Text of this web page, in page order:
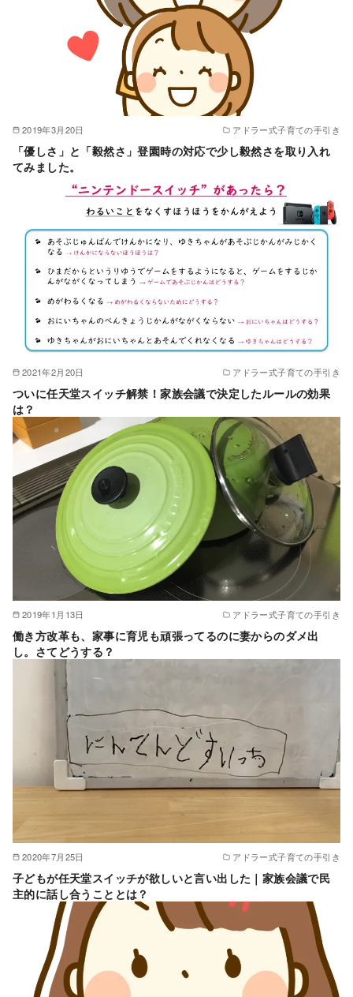
2019年3月20日 アドラー式子育ての手引き
「優しさ」と「毅然さ」登園時の対応で少し毅然さを取り入れ
てみました。
2021年2月20日 アドラー式子育ての手引き
ついに任天堂スイッチ解禁！家族会議で決定したルールの効果
は？
2019年1月13日 アドラー式子育ての手引き
働き方改革も、家事に育児も頑張ってるのに妻からのダメ出
し。さてどうする？
2020年7月25日 アドラー式子育ての手引き
子どもが任天堂スイッチが欲しいと言い出した｜家族会議で民
主的に話し合うこととは？